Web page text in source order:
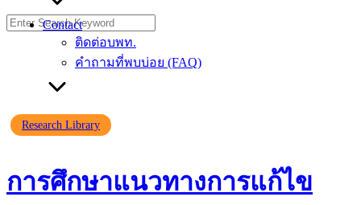
Contact
ติดต่อบพท.
คำถามที่พบบ่อย (FAQ)
Research Library
การศึกษาแนวทางการแก้ไข